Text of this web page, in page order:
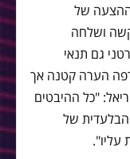
ההצעה של
ושלחה
גם תנאי
הערה קטנה אך
"כל ההיבטים
הבלעדית של
עליו".